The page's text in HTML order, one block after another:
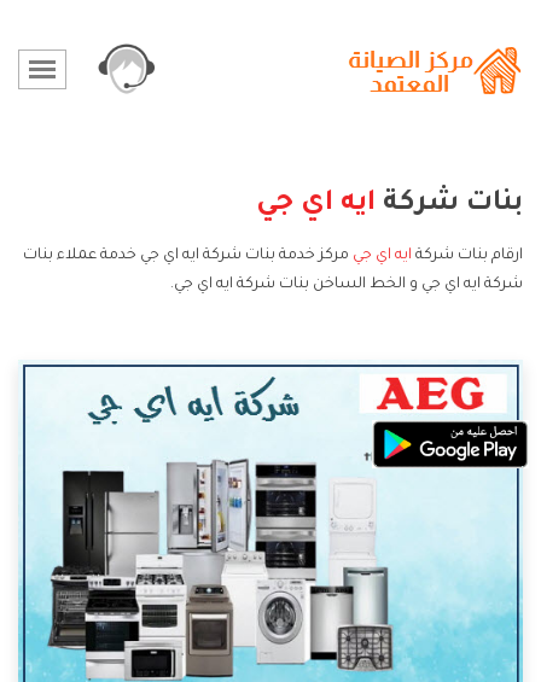
بنات شركة ايه اي جي
ارقام بنات شركة ايه اي جي مركز خدمة بنات شركة ايه اي جي خدمة عملاء بنات
شركة ايه اي جي و الخط الساخن بنات شركة ايه اي جي.